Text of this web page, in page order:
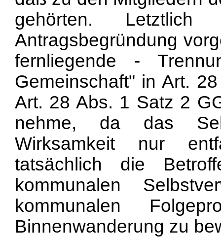
gehörten.
Antragsbegründung
fernliegende -
Gemeinschaft" in Art.
Art. 28 Abs. 1 Satz 2
nehme, da das
Wirksamkeit nur
tatsächlich die
kommunalen
kommunalen
Binnenwanderung zu